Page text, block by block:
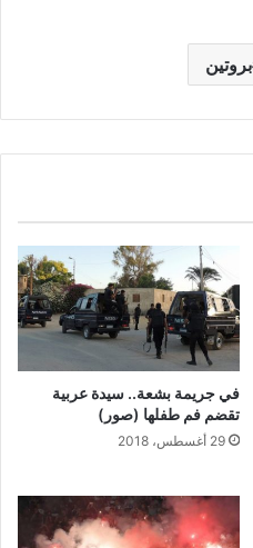
بروتين
في جريمة بشعة.. سيدة عربية
تقضم فم طفلها (صور)
29 أغسطس، 2018